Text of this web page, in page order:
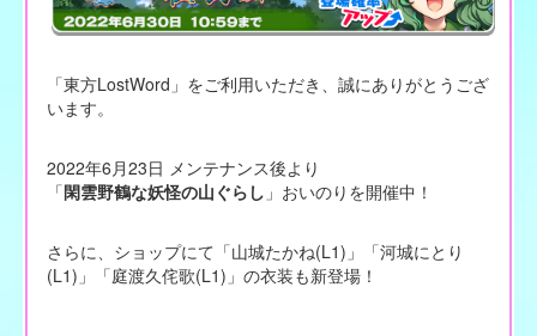
「東方LostWord」をご利用いただき、誠にありがとうござ
います。
2022年6月23日 メンテナンス後より
「閑雲野鶴な妖怪の山ぐらし 」おいのりを開催中！
さらに、ショップにて「山城たかね(L1)」「河城にとり
(L1)」「庭渡久侘歌(L1)」の衣装も新登場！